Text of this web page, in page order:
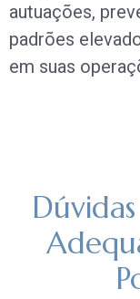
autuações,
padrões
em suas